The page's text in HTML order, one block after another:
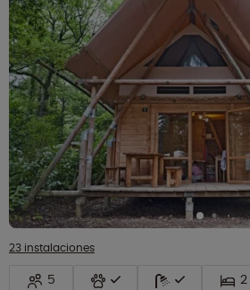
23 instalaciones
5 2